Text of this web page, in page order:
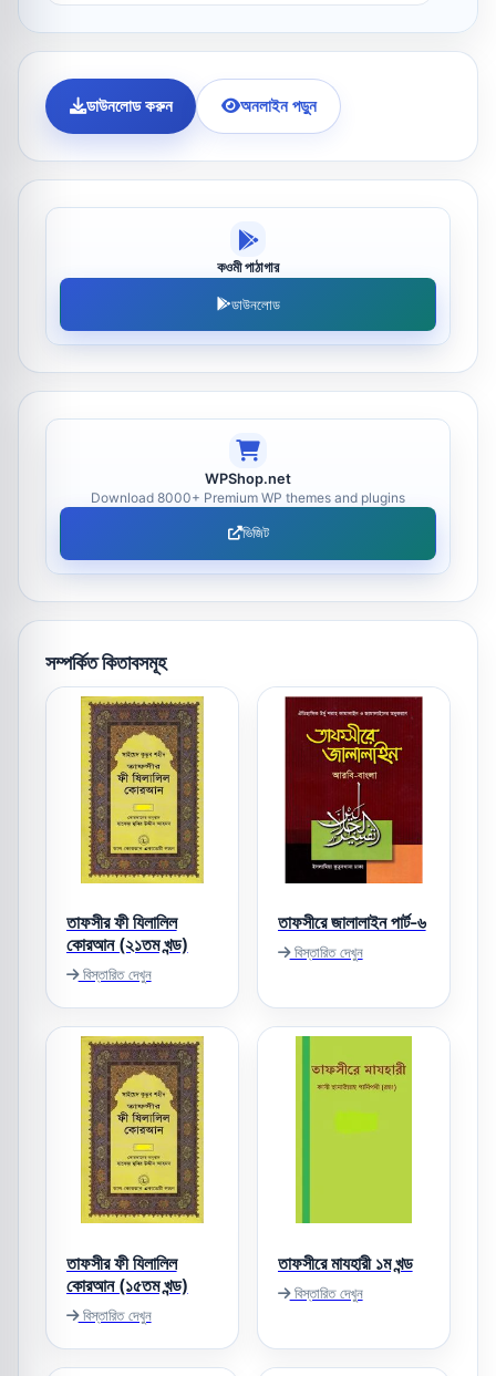
ডাউনলোড করুন অনলাইন পড়ুন
কওমী পাঠাগার
ডাউনলোড
WPShop.net
Download 8000+ Premium WP themes and plugins
ভিজিট
সম্পর্কিত কিতাবসমূহ
তাফসীর ফী যিলালিল
কোরআন (২১তম খন্ড)
বিস্তারিত দেখুন
তাফসীরে জালালাইন পার্ট-৬
বিস্তারিত দেখুন
তাফসীর ফী যিলালিল
কোরআন (১৫তম খন্ড)
বিস্তারিত দেখুন
তাফসীরে মাযহারী ১ম খন্ড
বিস্তারিত দেখুন